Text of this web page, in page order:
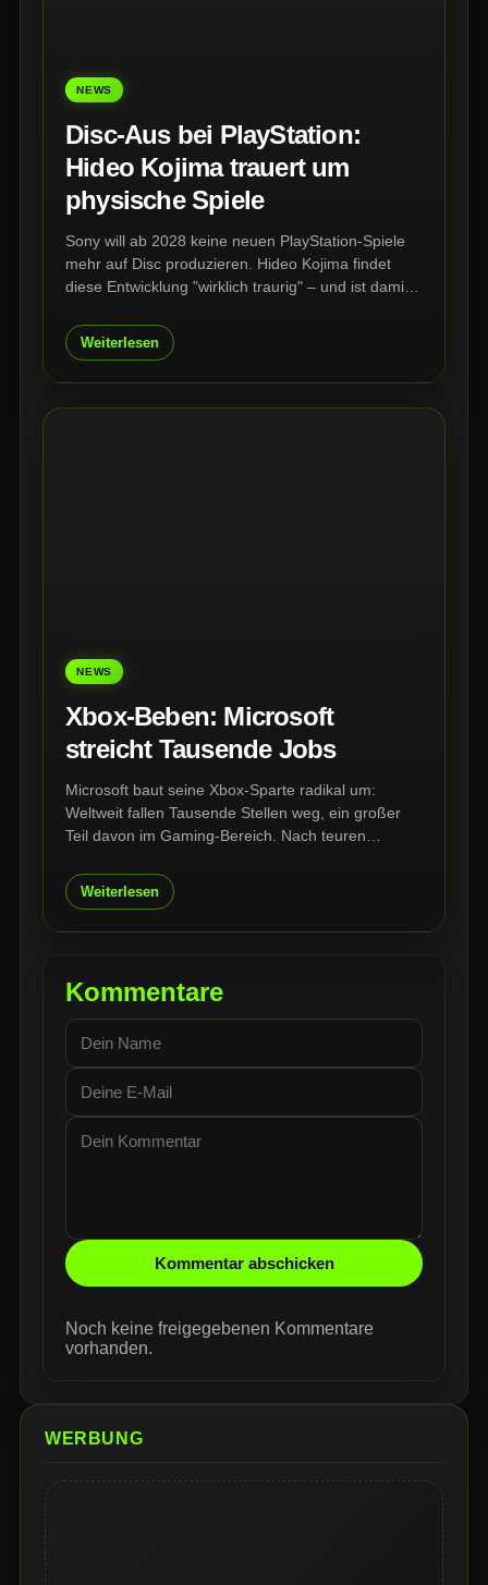
NEWS
Disc-Aus bei PlayStation:
Hideo Kojima trauert um
physische Spiele
Sony will ab 2028 keine neuen PlayStation-Spiele
mehr auf Disc produzieren. Hideo Kojima findet
diese Entwicklung "wirklich traurig" – und ist damit
warnen vor einem Verlust, der weit über volle
Regale hinausgeht.
Weiterlesen
NEWS
Xbox-Beben: Microsoft
streicht Tausende Jobs
Microsoft baut seine Xbox-Sparte radikal um:
Weltweit fallen Tausende Stellen weg, ein großer
Teil davon im Gaming-Bereich. Nach teuren
wachsendem Druck auf den Game Pass steht Xbox
vor einer der härtesten Umstrukturierungen seiner
Weiterlesen
Kommentare
Kommentar abschicken
Noch keine freigegebenen Kommentare
vorhanden.
WERBUNG